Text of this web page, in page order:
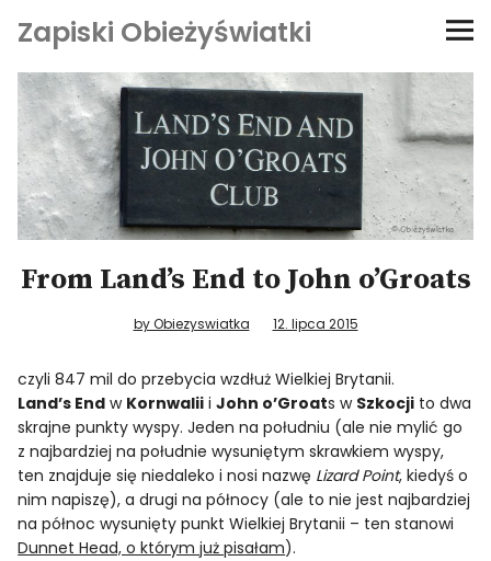
Zapiski Obieżyświatki
Podróże
Kultura i sztuka
Kątem oka
O-fiszki
Niezwyczajne ściany
Dom na kółkach
From Land’s End to John o’Groats
by Obiezyswiatka 12. lipca 2015
czyli 847 mil do przebycia wzdłuż Wielkiej Brytanii.
Land’s End w Kornwalii iJohn o’Groats w Szkocji to dwa
skrajne punkty wyspy. Jeden na południu (ale nie mylić go
z najbardziej na południe wysuniętym skrawkiem wyspy,
ten znajduje się niedaleko i nosi nazwę Lizard Point, kiedyś o
nim napiszę), a drugi na północy (ale to nie jest najbardziej
na północ wysunięty punkt Wielkiej Brytanii – ten stanowi
Dunnet Head, o którym już pisałam).